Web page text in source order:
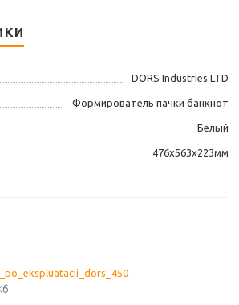
DORS Industries LTD
Формирователь пачки банкнот
Белый
476х563х223мм